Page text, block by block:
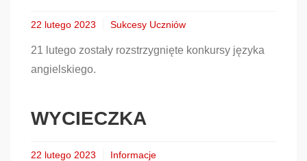
22 lutego 2023 Sukcesy Uczniów
21 lutego zostały rozstrzygnięte konkursy języka
angielskiego.
WYCIECZKA
22 lutego 2023 Informacje